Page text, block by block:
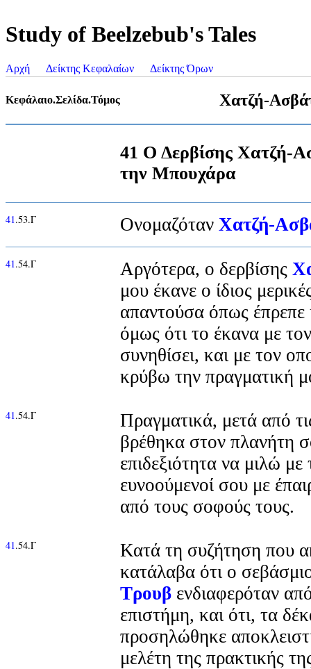
Study of Beelzebub's Tales
Αρχή Δείκτης Κεφαλαίων Δείκτης Όρων
Κεφάλαιο.Σελίδα.Τόμος Χατζή-
41 Ο Δερβίσης Χατζή-
την Μπουχάρα
41.53.Γ Ονομαζόταν Χατζή-
41.54.Γ Αργότερα, ο δερβίσης
μου έκανε ο ίδιος
απαντούσα όπως έπρεπε
όμως ότι το έκανα με
συνηθίσει, και με τον
κρύβω την πραγματική
41.54.Γ
Πραγματικά, μετά από
βρέθηκα στον πλανήτη
επιδεξιότητα να μιλώ
ευνοούμενοί σου με
από τους σοφούς τους.
41.54.Γ
Κατά τη συζήτηση που
κατάλαβα ότι ο
Τρουβ ενδιαφερόταν
επιστήμη, και ότι, τα
προσηλώθηκε
μελέτη της πρακτικής